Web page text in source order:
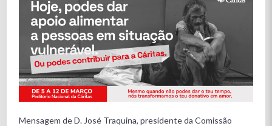
Mensagem de D. José Traquina, presidente da Comissão